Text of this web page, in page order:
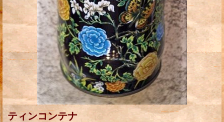
ティンコンテナ